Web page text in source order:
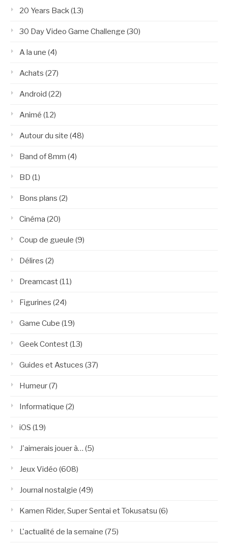
20 Years Back(13)
30 Day Video Game Challenge (30)
A la une (4)
Achats (27)
Android (22)
Animé (12)
Autour du site (48)
Band of 8mm (4)
BD (1)
Bons plans (2)
Cinéma (20)
Coup de gueule (9)
Délires (2)
Dreamcast(11)
Figurines (24)
Game Cube (19)
Geek Contest(13)
Guides et Astuces (37)
Humeur(7)
Informatique (2)
iOS (19)
J'aimerais jouer à… (5)
Jeux Vidéo (608)
Journal nostalgie (49)
Kamen Rider, Super Sentai et Tokusatsu (6)
L'actualité de la semaine (75)